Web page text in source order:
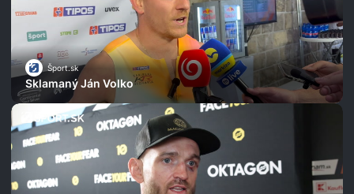
Šport.sk
Sklamaný Ján Volko